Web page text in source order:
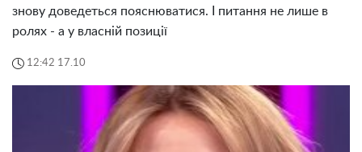
знову доведеться пояснюватися. І питання не лише в
ролях - а у власній позиції
12:42 17.10